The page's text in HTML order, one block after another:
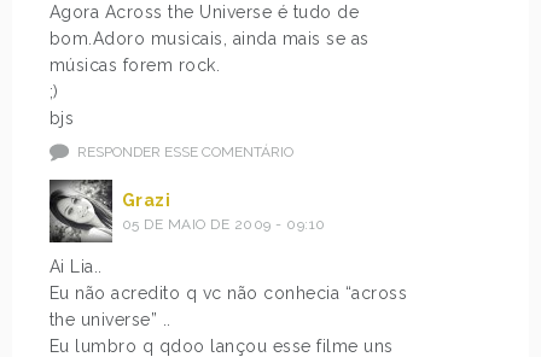
Agora Across the Universe é tudo de
bom.Adoro musicais, ainda mais se as
músicas forem rock.
;)
bjs
RESPONDER ESSE COMENTÁRIO
Grazi
05 DE MAIO DE 2009 - 09:10
Ai Lia..
Eu não acredito q vc não conhecia “across
the universe” ..
Eu lumbro q qdoo lançou esse filme uns